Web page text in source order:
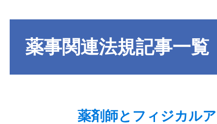
薬事関連法規記事一覧
薬剤師とフィジカル